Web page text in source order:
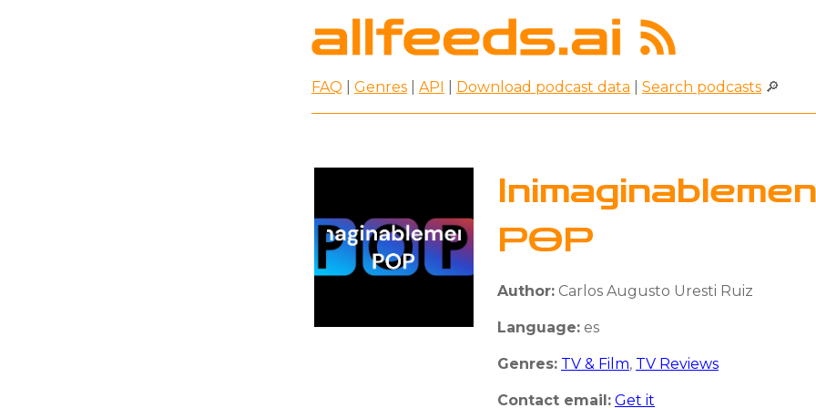
FAQ Genres API Download podcast data Search podcasts 🔎
POP
Author: Carlos Augusto Uresti Ruiz
Language: es
Genres: TV & Film, TV Reviews
Contact email: Get it